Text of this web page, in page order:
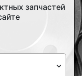
запчастей